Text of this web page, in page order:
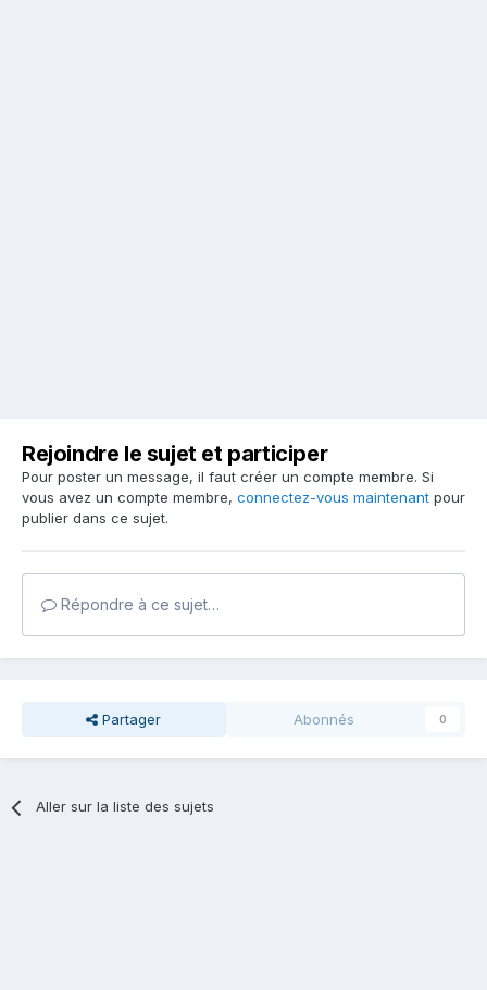
Rejoindre le sujet et participer
Pour poster un message, il faut créer un compte membre. Si
vous avez un compte membre, connectez-vous maintenant pour
publier dans ce sujet.
Répondre à ce sujet…
Partager Abonnés 0
Aller sur la liste des sujets